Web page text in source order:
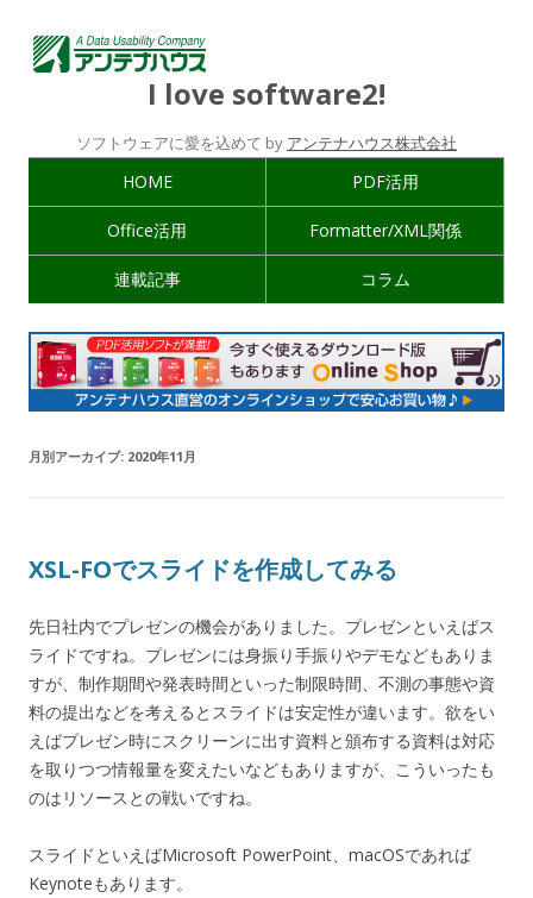
I love software2!
ソフトウェアに愛を込めて by アンテナハウス株式会社
HOME PDF活用
Office活用 Formatter/XML関係
連載記事 コラム
月別アーカイブ: 2020年11月
XSL-FOでスライドを作成してみる
先日社内でプレゼンの機会がありました。プレゼンといえばス
ライドですね。プレゼンには身振り手振りやデモなどもありま
すが、制作期間や発表時間といった制限時間、不測の事態や資
料の提出などを考えるとスライドは安定性が違います。欲をい
えばプレゼン時にスクリーンに出す資料と頒布する資料は対応
を取りつつ情報量を変えたいなどもありますが、こういったも
のはリソースとの戦いですね。
スライドといえばMicrosoft PowerPoint、macOSであれば
Keynoteもあります。